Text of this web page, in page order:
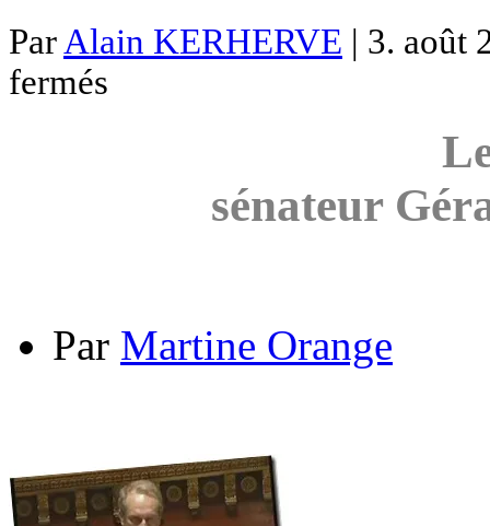
Par Alain KERHERVE | 3. août
fermés
sénateur
Par Martine Orange